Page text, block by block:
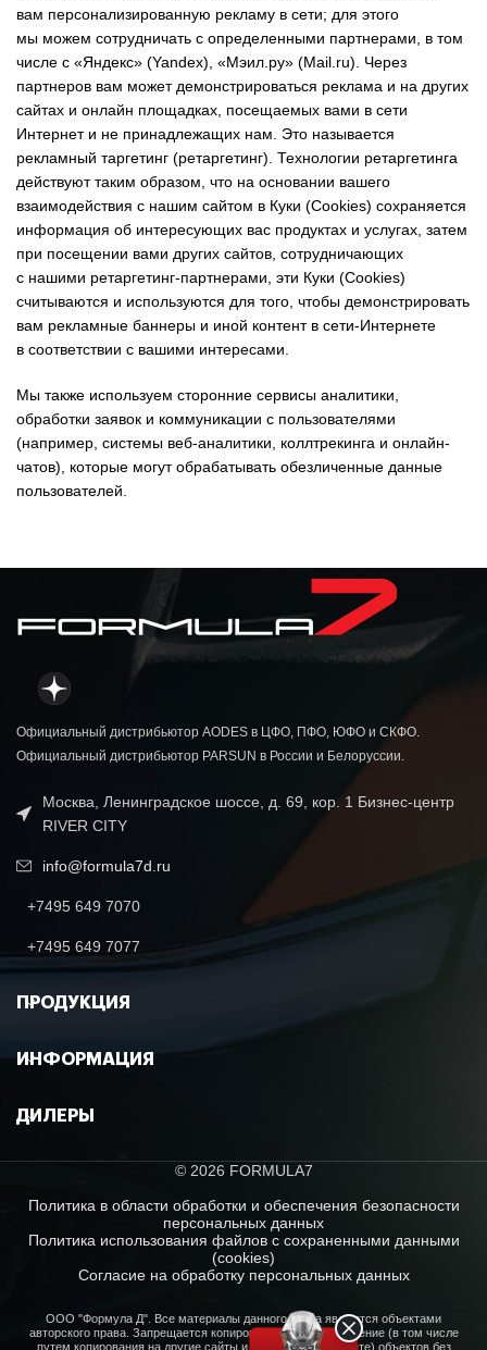
вам персонализированную рекламу в сети; для этого
мы можем сотрудничать с определенными партнерами, в том
числе с «Яндекс» (Yandex), «Мэил.ру» (Mail.ru). Через
партнеров вам может демонстрироваться реклама и на других
сайтах и онлайн площадках, посещаемых вами в сети
Интернет и не принадлежащих нам. Это называется
рекламный таргетинг (ретаргетинг). Технологии ретаргетинга
действуют таким образом, что на основании вашего
взаимодействия с нашим сайтом в Куки (Cookies) сохраняется
информация об интересующих вас продуктах и услугах, затем
при посещении вами других сайтов, сотрудничающих
с нашими ретаргетинг-партнерами, эти Куки (Cookies)
считываются и используются для того, чтобы демонстрировать
вам рекламные баннеры и иной контент в сети-Интернете
в соответствии с вашими интересами.
Мы также используем сторонние сервисы аналитики,
обработки заявок и коммуникации с пользователями
(например, системы веб-аналитики, коллтрекинга и онлайн-
чатов), которые могут обрабатывать обезличенные данные
пользователей.
Официальный дистрибьютор AODES в ЦФО, ПФО, ЮФО и СКФО.
Официальный дистрибьютор PARSUN в России и Белоруссии.
Москва, Ленинградское шоссе, д. 69, кор. 1 Бизнес-центр
RIVER CITY
info@formula7d.ru
+7495 649 7070
+7495 649 7077
ПРОДУКЦИЯ
ИНФОРМАЦИЯ
ДИЛЕРЫ
© 2026 FORMULA7
Политика в области обработки и обеспечения безопасности
персональных данных
Политика использования файлов с сохраненными данными
(cookies)
Согласие на обработку персональных данных
ООО "Формула Д". Все материалы данного сайта являются объектами
авторского права. Запрещается копирование, распространение (в том числе
путем копирования на другие сайты и ресурсы в Интернете) объектов без